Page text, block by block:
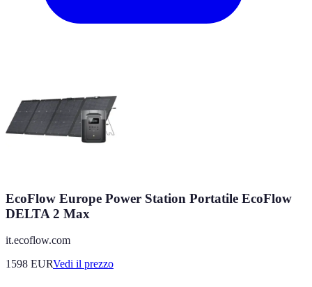
EcoFlow Europe Power Station Portatile EcoFlow
DELTA 2 Max
it.ecoflow.com
1598 EURVedi il prezzo